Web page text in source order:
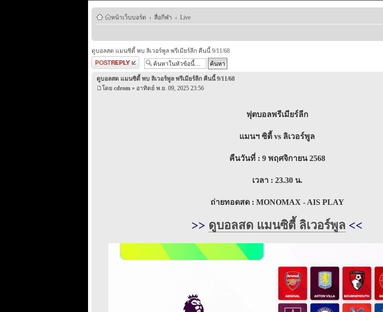
หน้าเว็บบอร์ด ‹ สื่อกีฬา ‹ Live
ดูบอลสด แมนซิตี้ พบ ลิเวอร์พูล พรีเมียร์ลีก คืนนี้ 9/11/68
ตอบกระทู้
ดูบอลสด แมนซิตี้ พบ ลิเวอร์พูล พรีเมียร์ลีก คืนนี้ 9/11/68
โดย cdrom» อาทิตย์ พ.ย. 09, 2025 23:56
ฟุตบอลพรีเมียร์ลีก
แมนฯ ซิตี้ vs ลิเวอร์พูล
คืนวันที่ : 9 พฤศจิกายน 2568
เวลา : 23.30 น.
ถ่ายทอดสด : MONOMAX - AIS PLAY
>> ดูบอลสด แมนซิตี้ ลิเวอร์พูล <<